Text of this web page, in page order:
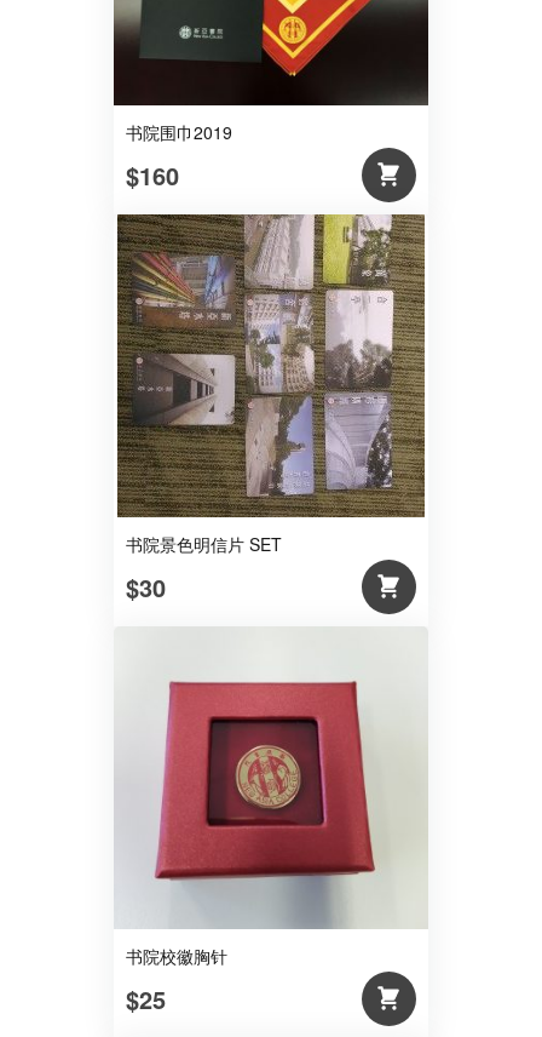
书院围巾2019
$160
书院景色明信片 SET
$30
书院校徽胸针
$25